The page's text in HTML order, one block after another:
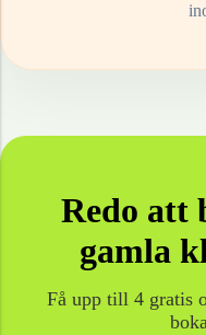
Redo att
gamla
Få upp till 4 gratis